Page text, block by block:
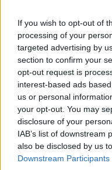
If you wish to opt-out of
processing of your
targeted advertising by
section to confirm your
opt-out request is
interest-based ads
us or personal
your opt-out. You may
disclosure of your
IAB’s list of downstream
also be disclosed by us
Downstream Participants
πληροφορίες για
[ΠΗΓΗ]